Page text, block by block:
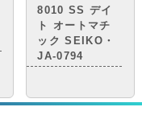
8010 SS デイ
ト オートマチ
ック SEIKO・
JA-0794